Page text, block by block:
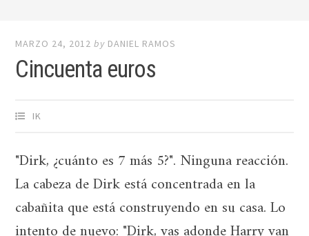
MARZO 24, 2012 by DANIEL RAMOS
Cincuenta euros
IK
"Dirk, ¿cuánto es 7 más 5?". Ninguna reacción.
La cabeza de Dirk está concentrada en la
cabañita que está construyendo en su casa. Lo